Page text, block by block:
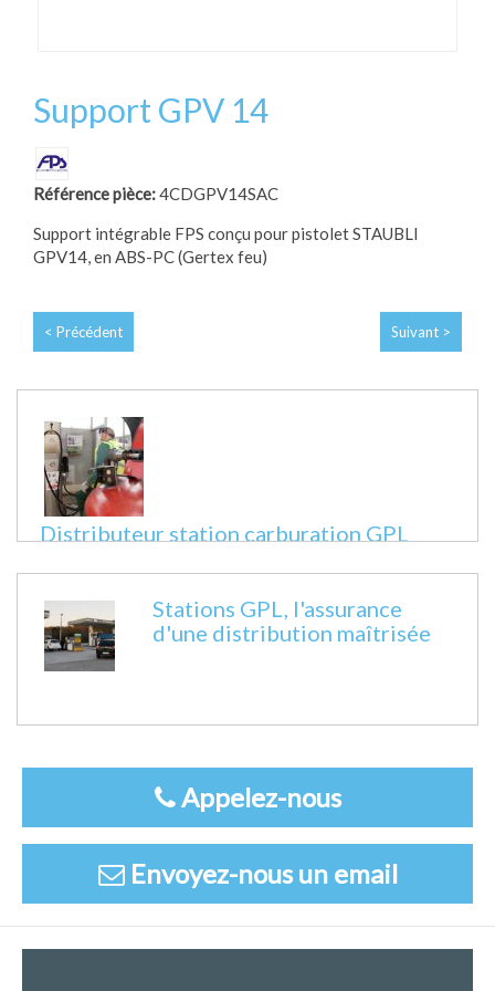
Support GPV 14
Référence pièce:4CDGPV14SAC
Support intégrable FPS conçu pour pistolet STAUBLI
GPV14, en ABS-PC (Gertex feu)
< Précédent Suivant >
Distributeur station carburation GPL
Stations GPL, l'assurance
d'une distribution maîtrisée
Appelez-nous
Envoyez-nous un email